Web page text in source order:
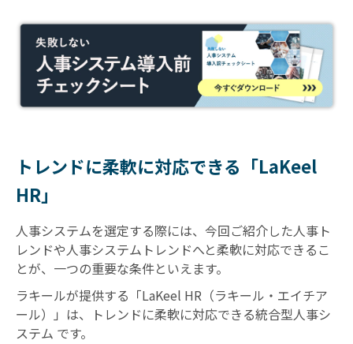
トレンドに柔軟に対応できる「LaKeel
HR」
人事システムを選定する際には、今回ご紹介した人事ト
レンドや人事システムトレンドへと柔軟に対応できるこ
とが、一つの重要な条件といえます。
ラキールが提供する「LaKeel HR（ラキール・エイチア
ール）」は、トレンドに柔軟に対応できる統合型人事シ
ステム です。